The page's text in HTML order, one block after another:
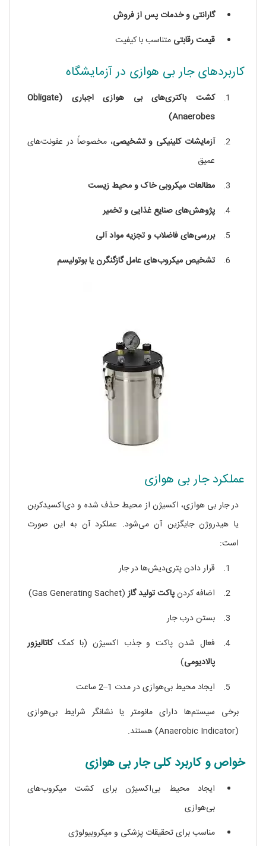
گارانتی و خدمات پس از فروش
قیمت رقابتی متناسب با کیفیت
کاربردهای جار بی‌ هوازی در آزمایشگاه
کشت باکتری‌های بی‌ هوازی اجباری (Obligate
Anaerobes)
آزمایشات کلینیکی و تشخیصی، مخصوصاً در عفونت‌های
عمیق
مطالعات میکروبی خاک و محیط زیست
پژوهش‌های صنایع غذایی و تخمیر
بررسی‌های فاضلاب و تجزیه مواد آلی
تشخیص میکروب‌های عامل گازگنگرن یا بوتولیسم
عملکرد جار بی‌ هوازی
در جار بی‌ هوازی، اکسیژن از محیط حذف شده و دی‌اکسیدکربن
یا هیدروژن جایگزین آن می‌شود. عملکرد آن به این صورت
است:
قرار دادن پتری‌دیش‌ها در جار
اضافه کردنپاکت تولید گاز(Gas Generating Sachet)
بستن درب جار
فعال شدن پاکت و جذب اکسیژن (با کمککاتالیزور
پالادیومی)
ایجاد محیط بی‌هوازی در مدت 1–2 ساعت
برخی سیستم‌ها دارای مانومتر یا نشانگر شرایط بی‌هوازی
(Anaerobic Indicator) هستند.
خواص و کاربرد کلی جار بی‌ هوازی
ایجاد محیط بی‌اکسیژن برای کشت میکروب‌های
بی‌هوازی
مناسب برای تحقیقات پزشکی و میکروبیولوژی